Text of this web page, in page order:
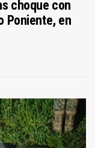
choque con
Poniente, en